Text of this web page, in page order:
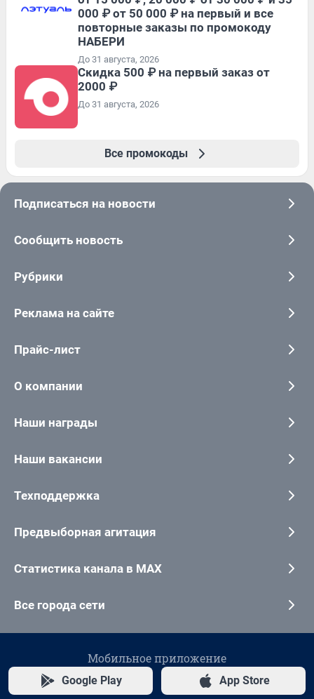
000 ₽ от 50 000 ₽ на первый и все
повторные заказы по промокоду
НАБЕРИ
До 31 августа, 2026
Скидка 500 ₽ на первый заказ от
2000 ₽
До 31 августа, 2026
Все промокоды
Подписаться на новости
Сообщить новость
Рубрики
Реклама на сайте
Прайс-лист
О компании
Наши награды
Наши вакансии
Техподдержка
Предвыборная агитация
Статистика канала в MAX
Все города сети
Мобильное приложение
Google Play App Store